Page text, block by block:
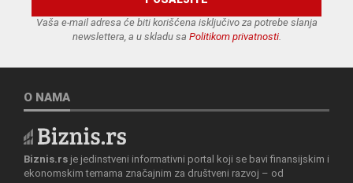
Vaša e-mail adresa će biti korišćena isključivo za potrebe slanja
newslettera, a u skladu sa Politikom privatnosti.
O NAMA
Biznis.rs je jedinstveni informativni portal koji se bavi finansijskim i
ekonomskim temama značajnim za društveni razvoj – od